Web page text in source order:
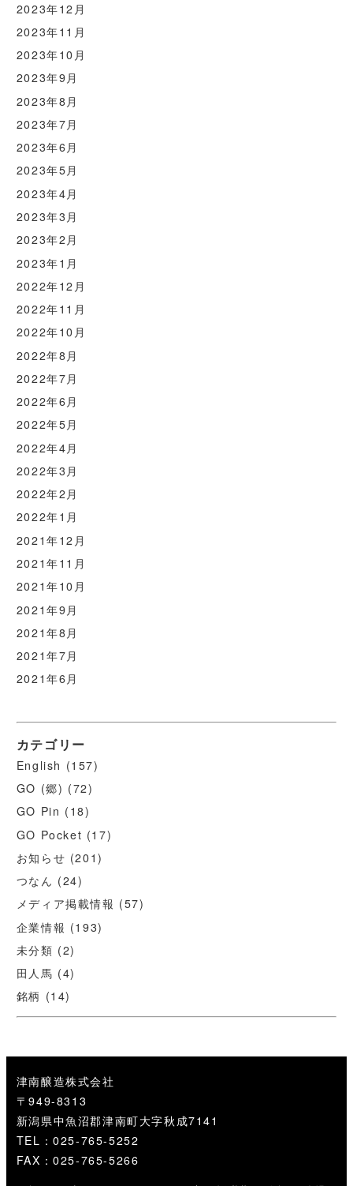
2023年12月
2023年11月
2023年10月
2023年9月
2023年8月
2023年7月
2023年6月
2023年5月
2023年4月
2023年3月
2023年2月
2023年1月
2022年12月
2022年11月
2022年10月
2022年8月
2022年7月
2022年6月
2022年5月
2022年4月
2022年3月
2022年2月
2022年1月
2021年12月
2021年11月
2021年10月
2021年9月
2021年8月
2021年7月
2021年6月
カテゴリー
English (157)
GO (郷) (72)
GO Pin (18)
GO Pocket (17)
お知らせ (201)
つなん (24)
メディア掲載情報 (57)
企業情報 (193)
未分類 (2)
田人馬 (4)
銘柄 (14)
津南醸造株式会社
〒949-8313
新潟県中魚沼郡津南町大字秋成7141
TEL：025-765-5252
FAX：025-765-5266